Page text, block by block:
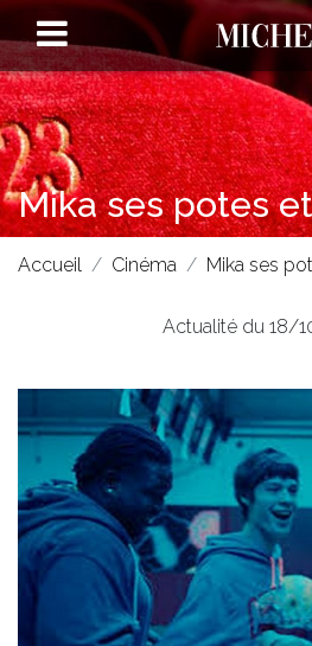
Mika ses potes
Accueil Cinéma Mika ses
Actualité du 18/